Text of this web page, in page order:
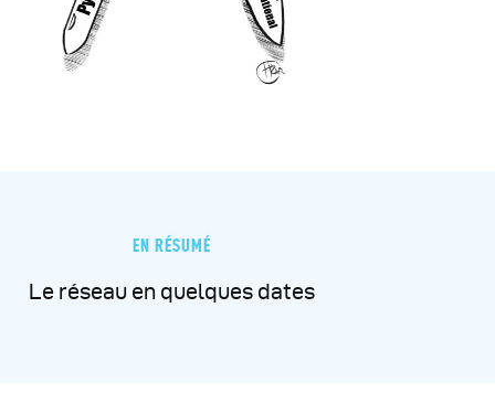
EN RÉSUMÉ
Le réseau en quelques dates